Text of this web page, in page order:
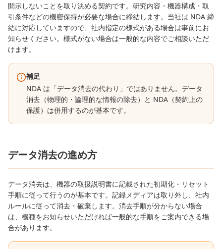
開示しないことを取り決める契約です。研究内容・機器構成・取
引条件などの機密保持が必要な場合に締結します。当社は NDA 締
結に対応していますので、社内指定の様式がある場合は事前にお
知らせください。様式がない場合は一般的な内容でご相談いただ
けます。
補足
NDA は「データ消去の代わり」ではありません。データ
消去（物理的・論理的な情報の除去）と NDA（契約上の
保護）は併用するのが基本です。
データ消去の進め方
データ消去は、機器の取扱説明書に記載された初期化・リセット
手順に従って行うのが基本です。記録メディアは取り外し、社内
ルールに従って消去・破棄します。消去手順が分からない場合
は、機種をお知らせいただければ一般的な手順をご案内できる場
合があります。